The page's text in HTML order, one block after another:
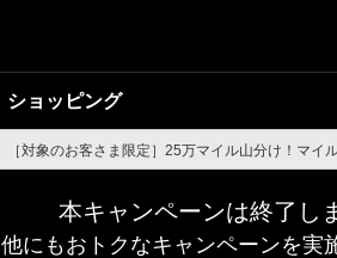
ショッピング
［対象のお客さま限定］25万マイル山分け！マ
本キャンペーンは終了し
他にもおトクなキャンペーンを実